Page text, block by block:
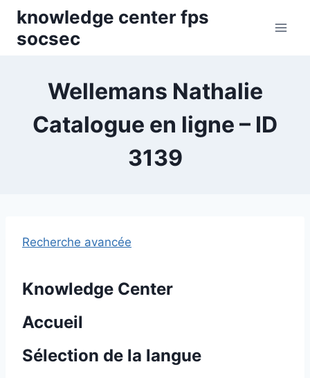
Skip
content
knowledge center fps
socsec
Wellemans Nathalie
Catalogue en ligne – ID
3139
Recherche avancée
Knowledge Center
Accueil
Sélection de la langue